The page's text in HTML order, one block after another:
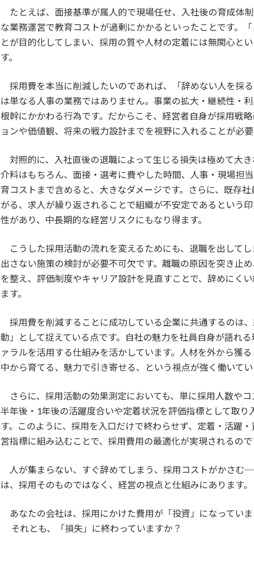
たとえば、面接基準が属人的で現場任せ、入社後の育成体
な業務運営で教育コストが過剰にかかるといったことです。
とが目的化してしまい、採用の質や人材の定着には無関心と
す。
採用費を本当に削減したいのであれば、「辞めない人を採
は単なる人事の業務ではありません。事業の拡大・継続性・
根幹にかかわる行為です。だからこそ、経営者自身が採用戦
ョンや価値観、将来の戦力設計までを視野に入れることが必要
対照的に、入社直後の退職によって生じる損失は極めて大
介料はもちろん、面接・選考に費やした時間、人事・現場担
育コストまで含めると、大きなダメージです。さらに、既存
がる、求人が繰り返されることで組織が不安定であるという
性があり、中長期的な経営リスクにもなり得ます。
こうした採用活動の流れを変えるためにも、退職を出して
出さない施策の検討が必要不可欠です。離職の原因を突き止
を整え、評価制度やキャリア設計を見直すことで、辞めにく
ます。
採用費を削減することに成功している企業に共通するのは
動」として捉えている点です。自社の魅力を社員自身が語れ
ァラルを活用する仕組みを活かしています。人材を外から獲る
中から育てる、魅力で引き寄せる、という視点が強く働いてい
さらに、採用活動の効果測定においても、単に採用人数やコ
半年後・1年後の活躍度合いや定着状況を評価指標として取り
す。このように、採用を入口だけで終わらせず、定着・活躍
営指標に組み込むことで、採用費用の最適化が実現されるので
人が集まらない、すぐ辞めてしまう、採用コストがかさむ
は、採用そのものではなく、経営の視点と仕組みにあります。
あなたの会社は、採用にかけた費用が「投資」になっていま
それとも、「損失」に終わっていますか？